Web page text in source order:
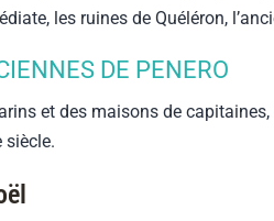
les ruines de Quéléron,
DE PENERO
et des maisons de
siècle.